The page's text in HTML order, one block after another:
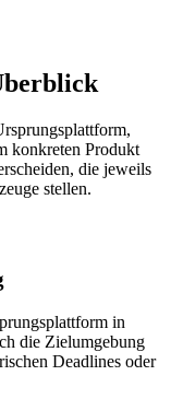
konkreten Produkt
die jeweils
stellen.
in
die Zielumgebung
Deadlines oder